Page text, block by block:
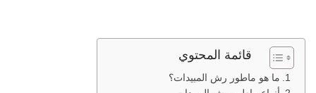
قائمة المحتوي
ما هو ماطور رش المبيدات؟